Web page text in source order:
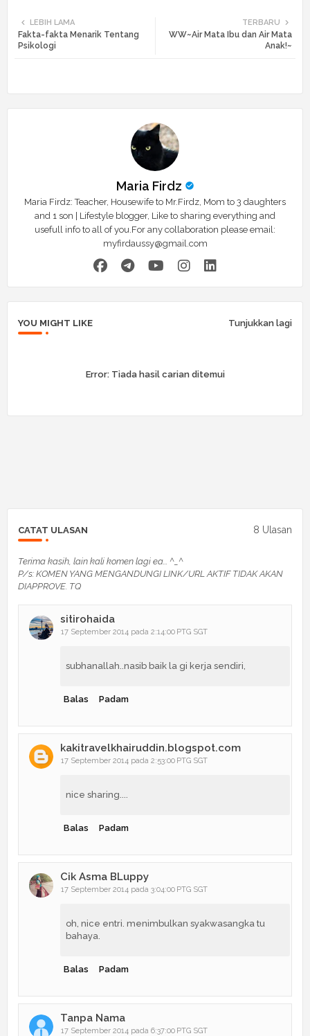
ats
TERBARU
WW~Air Mata Ibu dan Air Mata
Anak!~
LEBIH LAMA
Fakta-fakta Menarik Tentang
Psikologi
Maria Firdz
Maria Firdz: Teacher, Housewife to Mr.Firdz, Mom to 3 daughters
and 1 son | Lifestyle blogger, Like to sharing everything and
usefull info to all of you.For any collaboration please email:
myfirdaussy@gmail.com
YOU MIGHT LIKE Tunjukkan lagi
Error:Tiada hasil carian ditemui
CATAT ULASAN 8 Ulasan
Terima kasih, lain kali komen lagi ea... ^_^
P/s: KOMEN YANG MENGANDUNGI LINK/URL AKTIF TIDAK AKAN
DIAPPROVE. TQ
sitirohaida
17 September 2014 pada 2:14:00 PTG SGT
subhanallah..nasib baik la gi kerja sendiri,
Balas Padam
kakitravelkhairuddin.blogspot.com
17 September 2014 pada 2:53:00 PTG SGT
nice sharing....
Balas Padam
Cik Asma BLuppy
17 September 2014 pada 3:04:00 PTG SGT
oh, nice entri. menimbulkan syakwasangka tu
bahaya.
Balas Padam
Tanpa Nama
17 September 2014 pada 6:37:00 PTG SGT